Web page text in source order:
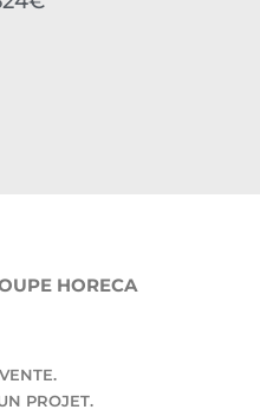
HORECA
PROJET.